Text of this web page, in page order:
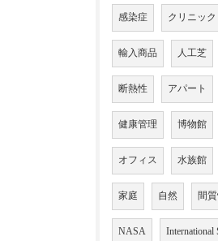
感染症 クリニック
輸入商品 人工芝
断熱性 アパート
健康管理 博物館
オフィス 水族館
家庭 自然 間
NASA International